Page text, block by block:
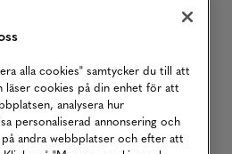
alla cookies" samtycker du till att
läser cookies på din enhet för att
analysera hur
personaliserad annonsering och
andra webbplatser och efter att